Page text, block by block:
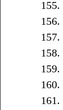
155.
156.
157.
158.
159.
160.
161.